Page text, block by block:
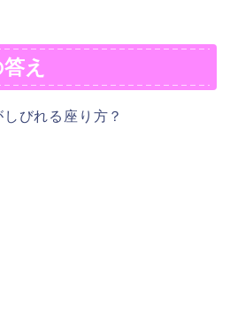
え
びれる座り方？